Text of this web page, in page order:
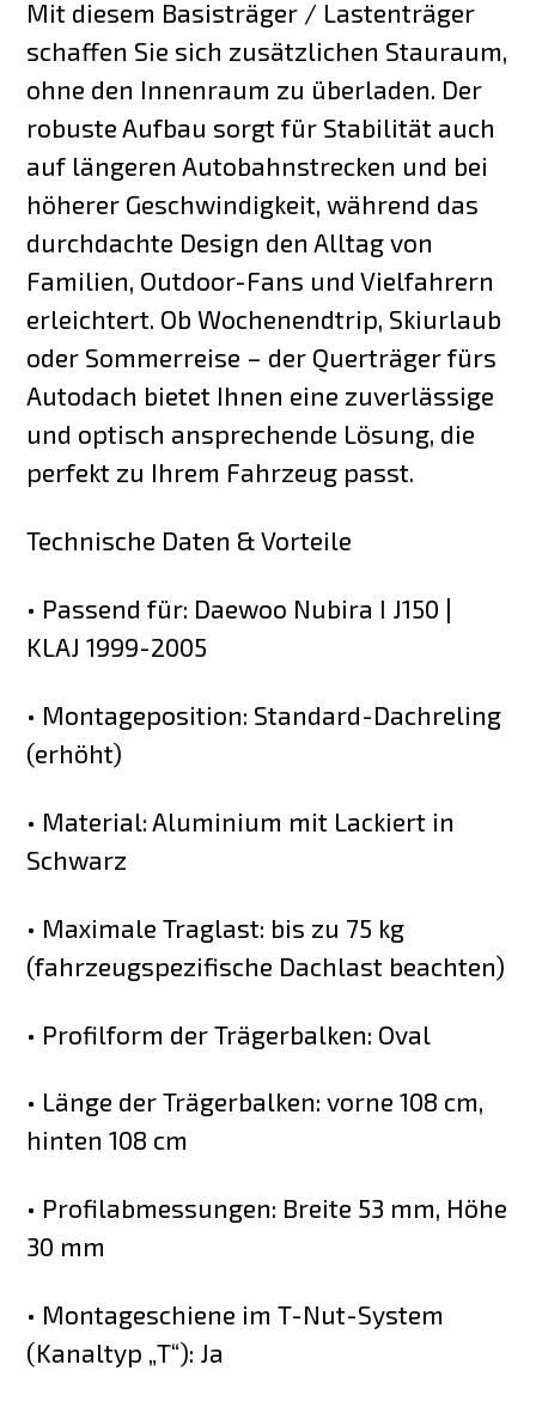
Mit diesem Basisträger / Lastenträger
schaffen Sie sich zusätzlichen Stauraum,
ohne den Innenraum zu überladen. Der
robuste Aufbau sorgt für Stabilität auch
auf längeren Autobahnstrecken und bei
höherer Geschwindigkeit, während das
durchdachte Design den Alltag von
Familien, Outdoor-Fans und Vielfahrern
erleichtert. Ob Wochenendtrip, Skiurlaub
oder Sommerreise – der Querträger fürs
Autodach bietet Ihnen eine zuverlässige
und optisch ansprechende Lösung, die
perfekt zu Ihrem Fahrzeug passt.
Technische Daten & Vorteile
• Passend für: Daewoo Nubira I J150 |
KLAJ 1999-2005
• Montageposition: Standard-Dachreling
(erhöht)
• Material: Aluminium mit Lackiert in
Schwarz
• Maximale Traglast: bis zu 75 kg
(fahrzeugspezifische Dachlast beachten)
• Profilform der Trägerbalken: Oval
• Länge der Trägerbalken: vorne 108 cm,
hinten 108 cm
• Profilabmessungen: Breite 53 mm, Höhe
30 mm
• Montageschiene im T-Nut-System
(Kanaltyp „T“): Ja